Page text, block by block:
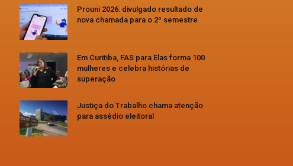
Prouni 2026: divulgado resultado de
nova chamada para o 2º semestre
Em Curitiba, FAS para Elas forma 100
mulheres e celebra histórias de
superação
Justiça do Trabalho chama atenção
para assédio eleitoral